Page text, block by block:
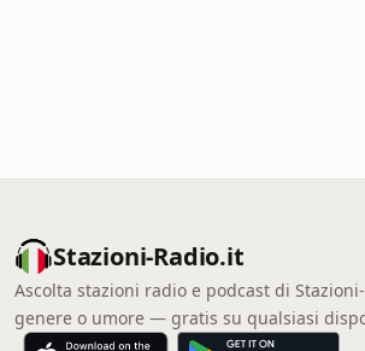
Stazioni-Radio.it
Ascolta stazioni radio e podcast di
genere o umore — gratis su qualsiasi